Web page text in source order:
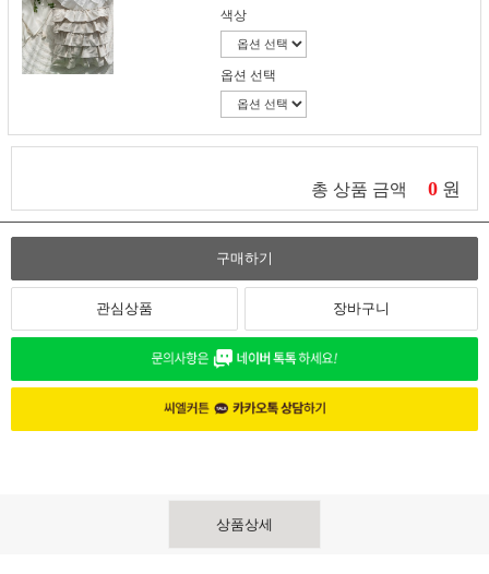
색상
옵션 선택
총 상품 금액 0 원
구매하기
관심상품 장바구니
상품상세